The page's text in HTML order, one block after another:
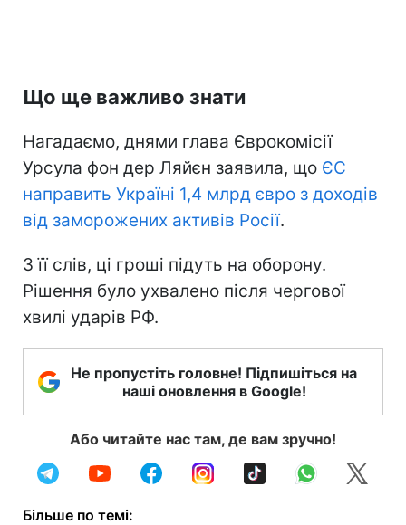
Що ще важливо знати
Нагадаємо, днями глава Єврокомісії
Урсула фон дер Ляйєн заявила, що ЄС
направить Україні 1,4 млрд євро з доходів
від заморожених активів Росії.
З її слів, ці гроші підуть на оборону.
Рішення було ухвалено після чергової
хвилі ударів РФ.
Не пропустіть головне! Підпишіться на
наші оновлення в Google!
Або читайте нас там, де вам зручно!
Більше по темі: